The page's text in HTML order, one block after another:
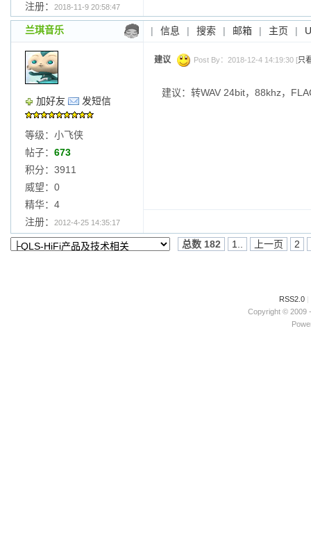
注册：
2018-11-9 20:58:47
兰琪音乐 | 信息 | 搜索 | 邮箱 | 主页 |
加好友 发短信
等级：小飞侠
帖子： 673
积分：3911
威望：0
精华：4
注册：
2012-4-25 14:35:17
建议 Post By：2018-12-4 14:19:30 [只
建议：转WAV 24bit，88khz，
总数 182 1.. 上一页 2
RSS2.0 |
Copyright © 2009